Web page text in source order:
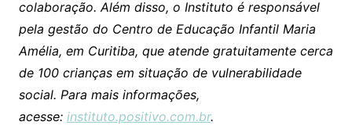
colaboração. Além disso, o Instituto é responsável
pela gestão do Centro de Educação Infantil Maria
Amélia, em Curitiba, que atende gratuitamente cerca
de 100 crianças em situação de vulnerabilidade
social. Para mais informações,
acesse: instituto.positivo.com.br.